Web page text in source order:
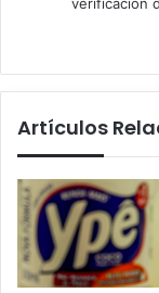
verificación
Artículos